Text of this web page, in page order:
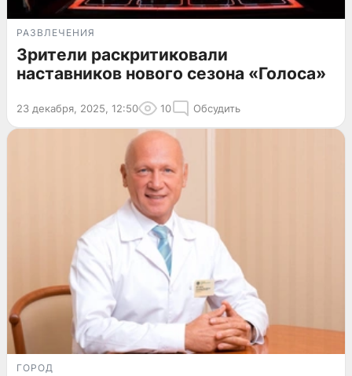
РАЗВЛЕЧЕНИЯ
Зрители раскритиковали
наставников нового сезона «Голоса»
23 декабря, 2025, 12:50 10 Обсудить
ГОРОД